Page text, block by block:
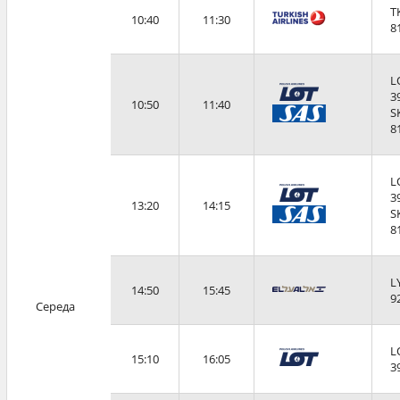
Середа
10:40 11:30
10:50 11:40
13:20 14:15
14:50 15:45
15:10 16:05